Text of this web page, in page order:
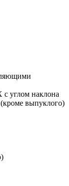
углом наклона
выпуклого)